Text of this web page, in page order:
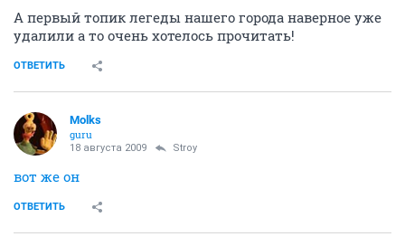
А первый топик легеды нашего города наверное уже
удалили а то очень хотелось прочитать!
ОТВЕТИТЬ
Molks
guru
18 августа 2009 Stroy
вот же он
ОТВЕТИТЬ